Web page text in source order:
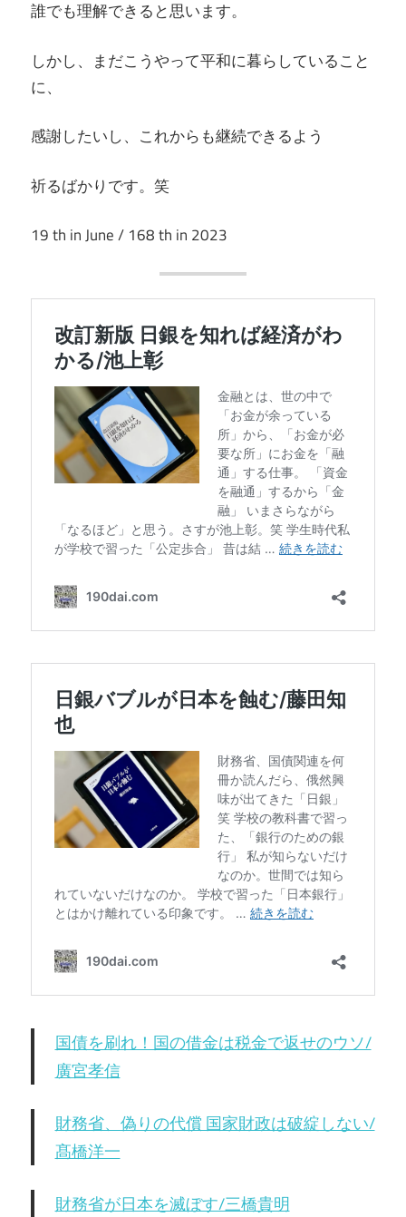
誰でも理解できると思います。
しかし、まだこうやって平和に暮らしていること
に、
感謝したいし、これからも継続できるよう
祈るばかりです。笑
19 th in June / 168 th in 2023
国債を刷れ！国の借金は税金で返せのウソ/
廣宮孝信
財務省、偽りの代償 国家財政は破綻しない/
髙橋洋一
財務省が日本を滅ぼす/三橋貴明